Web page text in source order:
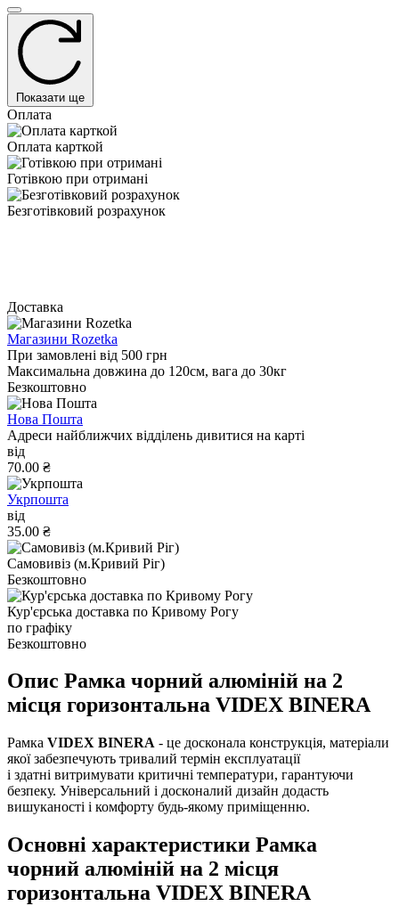
Показати ще
Оплата
Оплата карткой
Готівкою при отримані
Безготівковий розрахунок
Доставка
Магазини Rozetka
При замовлені від 500 грн
Максимальна довжина до 120см, вага до 30кг
Безкоштовно
Нова Пошта
Адреси найближчих відділень дивитися на карті
від
70.00 ₴
Укрпошта
від
35.00 ₴
Самовивіз (м.Кривий Ріг)
Безкоштовно
Кур'єрська доставка по Кривому Рогу
по графіку
Безкоштовно
Опис Рамка чорний алюміній на 2
місця горизонтальна VIDEX BINERA
Рамка VIDEX BINERA - це досконала конструкція, матеріали
якої забезпечують тривалий термін експлуатації
і здатні витримувати критичні температури, гарантуючи
безпеку. Універсальний і досконалий дизайн додасть
вишуканості і комфорту будь-якому приміщенню.
Основні характеристики Рамка
чорний алюміній на 2 місця
горизонтальна VIDEX BINERA